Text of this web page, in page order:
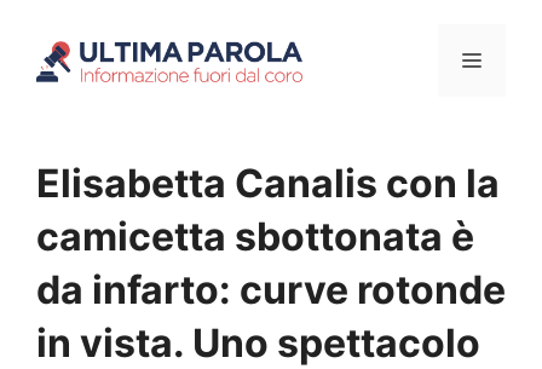
Menu
Elisabetta Canalis con la
camicetta sbottonata è
da infarto: curve rotonde
in vista. Uno spettacolo